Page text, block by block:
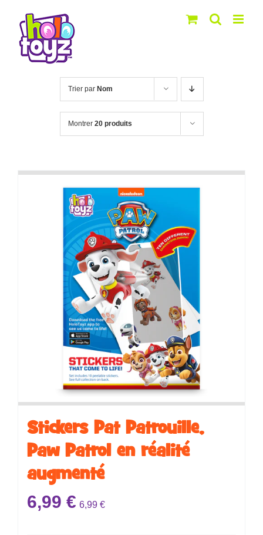
contenu
Trier par Nom
Montrer 20 produits
Stickers ​​​​Pat Patrouille,
Paw Patrol en réalité
augmenté
6,99 € 6,99 €